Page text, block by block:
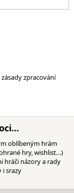
zásady zpracování
oblíbeným hrám
hry, wishlist…)
hráči názory a rady
i srazy